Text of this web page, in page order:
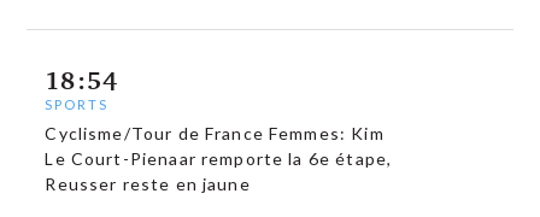
18:54
SPORTS
Cyclisme/Tour de France Femmes: Kim
Le Court-Pienaar remporte la 6e étape,
Reusser reste en jaune